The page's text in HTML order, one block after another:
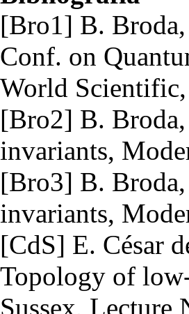
[Bro1] B.
Conf. on
World
[Bro2] B.
invariants,
[Bro3] B.
invariants,
[CdS] E. César
Topology of
Sussex,